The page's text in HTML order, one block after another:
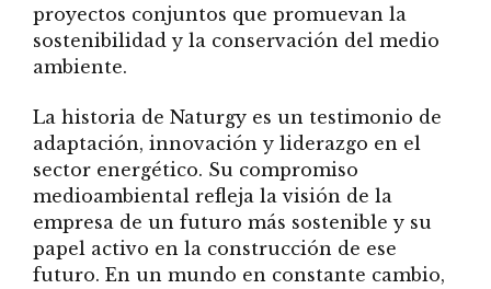
proyectos conjuntos que promuevan la
sostenibilidad y la conservación del medio
ambiente.
La historia de Naturgy es un testimonio de
adaptación, innovación y liderazgo en el
sector energético. Su compromiso
medioambiental refleja la visión de la
empresa de un futuro más sostenible y su
papel activo en la construcción de ese
futuro. En un mundo en constante cambio,